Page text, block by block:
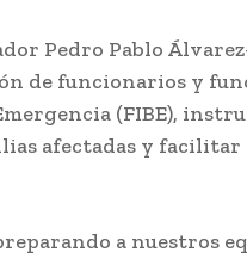
Pedro Pablo
de funcionarios y
(FIBE),
afectadas y facilitar
a nuestros